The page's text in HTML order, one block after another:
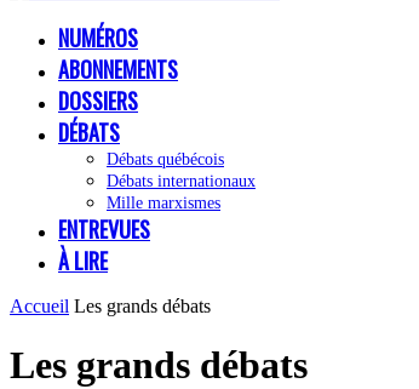
NUMÉROS
ABONNEMENTS
DOSSIERS
DÉBATS
Débats québécois
Débats internationaux
Mille marxismes
ENTREVUES
À LIRE
Accueil Les grands débats
Les grands débats